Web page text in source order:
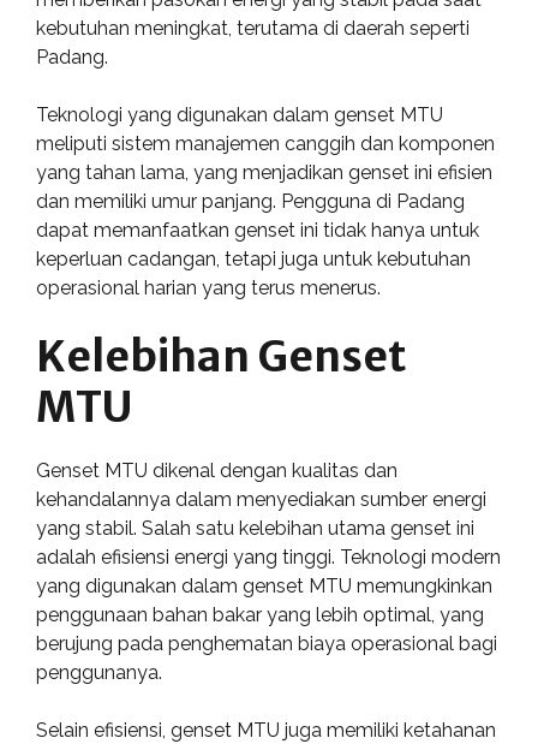
kebutuhan meningkat, terutama di daerah seperti
Padang.
Teknologi yang digunakan dalam genset MTU
meliputi sistem manajemen canggih dan komponen
yang tahan lama, yang menjadikan genset ini efisien
dan memiliki umur panjang. Pengguna di Padang
dapat memanfaatkan genset ini tidak hanya untuk
keperluan cadangan, tetapi juga untuk kebutuhan
operasional harian yang terus menerus.
Kelebihan Genset
MTU
Genset MTU dikenal dengan kualitas dan
kehandalannya dalam menyediakan sumber energi
yang stabil. Salah satu kelebihan utama genset ini
adalah efisiensi energi yang tinggi. Teknologi modern
yang digunakan dalam genset MTU memungkinkan
penggunaan bahan bakar yang lebih optimal, yang
berujung pada penghematan biaya operasional bagi
penggunanya.
Selain efisiensi, genset MTU juga memiliki ketahanan